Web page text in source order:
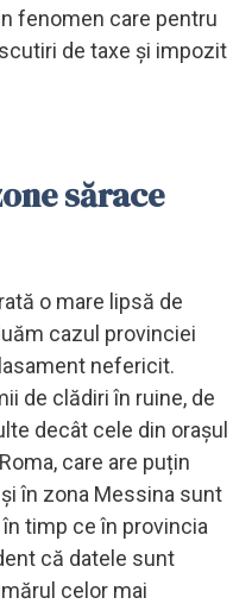
fenomen care pentru
de taxe și impozit
sărace
o mare lipsă de
cazul provinciei
nefericit.
de clădiri în ruine, de
decât cele din orașul
care are puțin
în zona Messina sunt
timp ce în provincia
că datele sunt
celor mai